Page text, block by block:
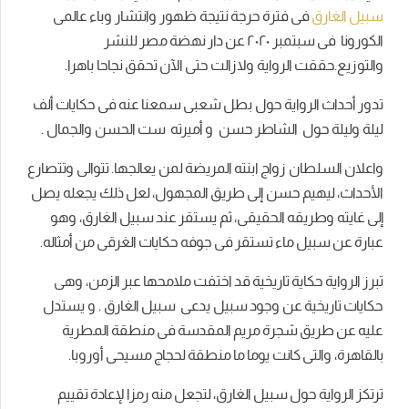
سبيل الغارقفى فترة حرجة نتيجة ظهور وانتشار وباء عالمى
الكورونا فى سبتمبر ٢۰٢۰ عن دار نهضة مصر للنشر
والتوزيع.حققت الرواية ولازالت حتى الآن تحقق نجاحا باهرا.
تدور أحداث الرواية حول بطل شعبى سمعنا عنه فى حكايات ألف
ليلة وليلة حول الشاطر حسن و أميرته ست الحسن والجمال .
واعلان السلطان زواج ابنته المريضة لمن يعالجها. تتوالى وتتصارع
الأحداث، ليهيم حسن إلى طريق المجهول، لعل ذلك يجعله يصل
إلى غايته وطريقه الحقيقى، ثم يستقر عند سبيل الغارق، وهو
عبارة عن سبيل ماء تستقر فى جوفه حكايات الغرقى من أمثاله.
تبرز الرواية حكاية تاريخية قد اختفت ملامحها عبر الزمن، وهى
حكايات تاريخية عن وجود سبيل يدعى سبيل الغارق . و يستدل
عليه عن طريق شجرة مريم المقدسة فى منطقة المطرية
بالقاهرة، والتى كانت يوما ما منطقة لحجاج مسيحى أوروبا.
ترتكز الرواية حول سبيل الغارق، لتجعل منه رمزا لإعادة تقييم